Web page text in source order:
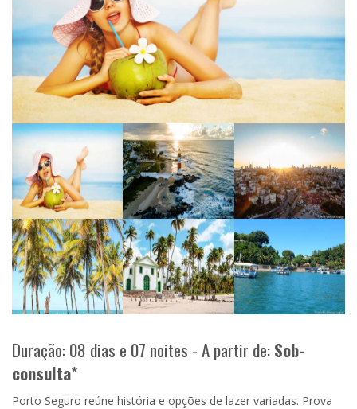
Duração: 08 dias e 07 noites - A partir de:Sob-
consulta*
Porto Seguro reúne história e opções de lazer variadas. Prova